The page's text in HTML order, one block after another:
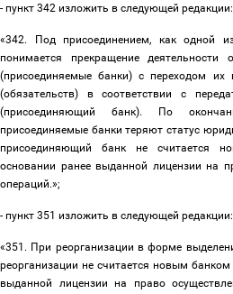
- пункт 342 изложить в следующей редакции:
«342. Под присоединением, как одной
понимается прекращение деятельности
(присоединяемые банки) с переходом их
(обязательств) в соответствии с
(присоединяющий банк). По
присоединяемые банки теряют статус
присоединяющий банк не считается
основании ранее выданной лицензии на
операций.»;
- пункт 351 изложить в следующей редакции:
«351. При реорганизации в форме
реорганизации не считается новым
выданной лицензии на право